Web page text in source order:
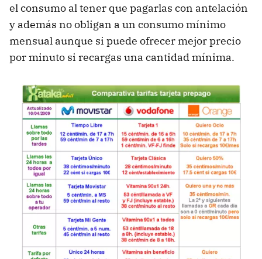
el consumo al tener que pagarlas con antelación
y además no obligan a un consumo mínimo
mensual aunque si puede ofrecer mejor precio
por minuto si recargas una cantidad mínima.